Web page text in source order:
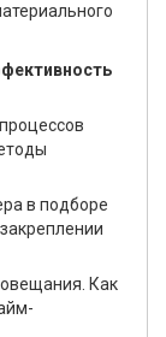
в подборе
Как